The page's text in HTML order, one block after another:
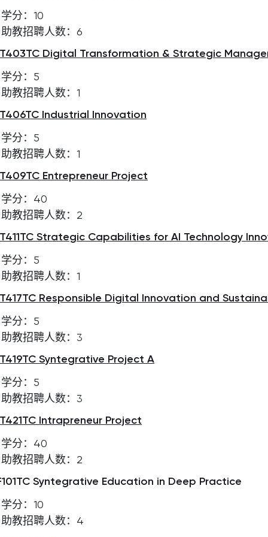
学分：10
助教招聘人数：6
Digital Transformation & Strategic
学分：5
助教招聘人数：1
Industrial Innovation
学分：5
助教招聘人数：1
Entrepreneur Project
学分：40
助教招聘人数：2
Strategic Capabilities for AI Technology
学分：5
助教招聘人数：1
Responsible Digital Innovation and
学分：5
助教招聘人数：3
Syntegrative Project A
学分：5
助教招聘人数：3
Intrapreneur Project
学分：40
助教招聘人数：2
Syntegrative Education in Deep Practice
学分：10
助教招聘人数：4